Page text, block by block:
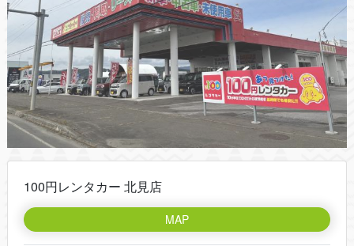
100円レンタカー 北見店
MAP